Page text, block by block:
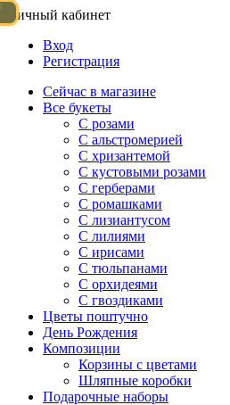
Личный кабинет
Вход
Регистрация
Сейчас в магазине
Все букеты
C розами
С альстромерией
С хризантемой
С кустовыми розами
С герберами
С ромашками
С лизиантусом
С лилиями
С ирисами
С тюльпанами
С орхидеями
С гвоздиками
Цветы поштучно
День Рождения
Композиции
Корзины с цветами
Шляпные коробки
Подарочные наборы